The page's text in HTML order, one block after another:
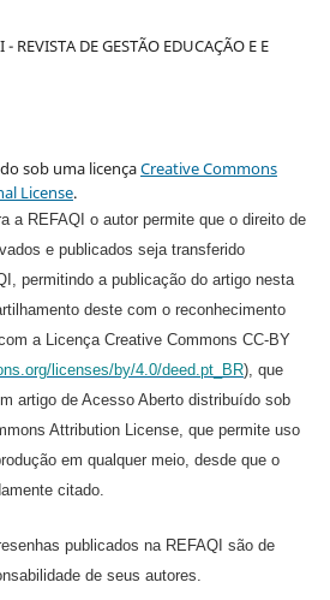
DE GESTÃO EDUCAÇÃO E E
sob uma licençaCreative Commons
License.
a REFAQI o autor permite que o direito de
e publicados seja transferido
permitindo a publicação do artigo nesta
deste com o reconhecimento
a Licença Creative Commons CC-BY
licenses/by/4.0/deed.pt_BR), que
artigo de Acesso Aberto distribuído sob
Attribution License, que permite uso
em qualquer meio, desde que o
citado.
publicados na REFAQI são de
de seus autores.